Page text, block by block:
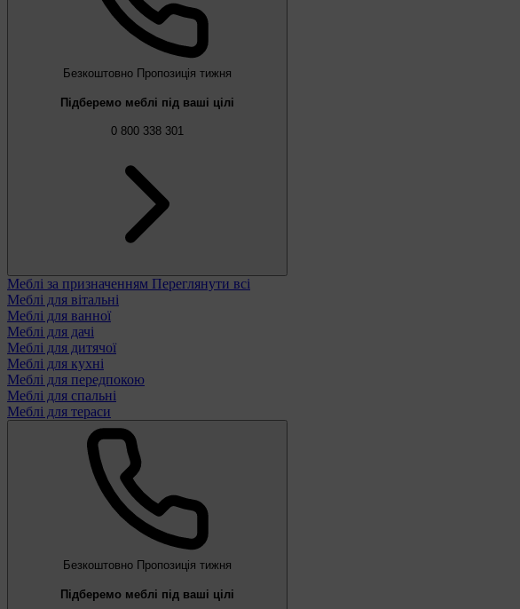
Безкоштовно Пропозиція тижня
Підберемо меблі під ваші цілі
0 800 338 301
Меблі за призначенням Переглянути всі
Меблі для вітальні
Меблі для ванної
Меблі для дачі
Меблі для дитячої
Меблі для кухні
Меблі для передпокою
Меблі для спальні
Меблі для тераси
Безкоштовно Пропозиція тижня
Підберемо меблі під ваші цілі